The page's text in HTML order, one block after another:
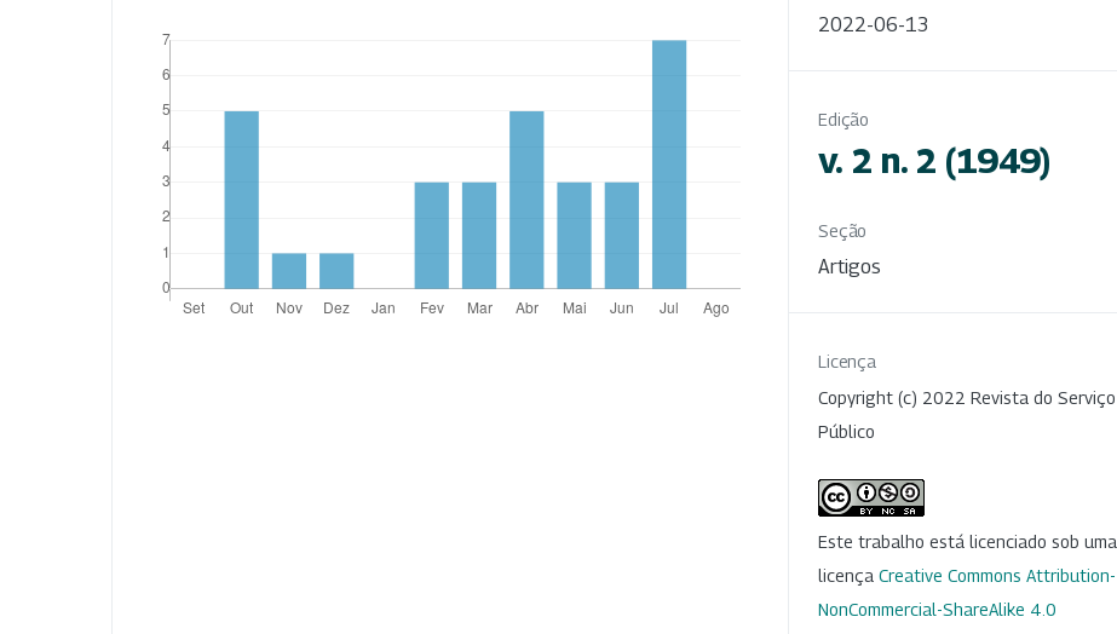
2022-06-13
Edição
v. 2 n. 2 (1949)
Seção
Artigos
Licença
Copyright (c) 2022 Revista do Serviço
Público
Este trabalho está licenciado sob uma
licença Creative Commons Attribution-
NonCommercial-ShareAlike 4.0